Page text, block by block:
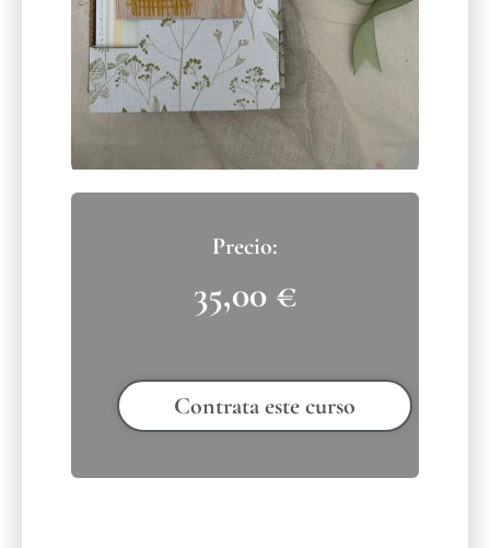
35,00 €
Contrata este curso